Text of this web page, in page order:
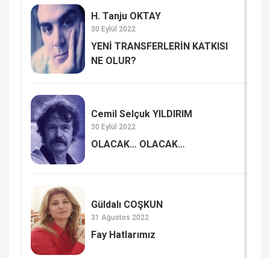
H. Tanju OKTAY
30 Eylül 2022
YENİ TRANSFERLERİN KATKISI
NE OLUR?
Cemil Selçuk YILDIRIM
30 Eylül 2022
OLACAK… OLACAK…
Güldalı COŞKUN
31 Ağustos 2022
Fay Hatlarımız